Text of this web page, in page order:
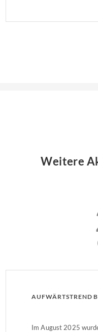
Weitere
AUFWÄRTSTREND
Im August 2025